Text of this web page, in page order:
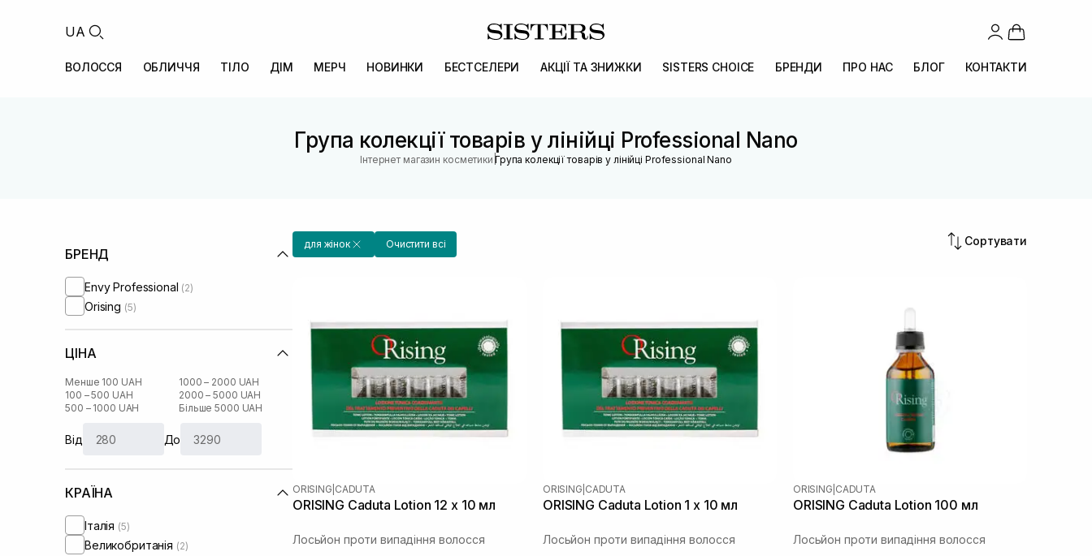
UA
ВОЛОССЯ ОБЛИЧЧЯ ТІЛО ДІМ МЕРЧ НОВИНКИ БЕСТСЕЛЕРИ АКЦІЇ ТА ЗНИЖКИ SISTERS CHOICE БРЕНДИ ПРО НАС БЛОГ КОНТАКТИ
Група колекції товарів у лінійці Professional Nano
Інтернет магазин косметики |Група колекції товарів у лінійці Professional Nano
БРЕНД
Envy Professional (2)
Orising (5)
ЦІНА
Менше 100 UAH
100 – 500 UAH
500 – 1000 UAH
1000 – 2000 UAH
2000 – 5000 UAH
Більше 5000 UAH
Від До
КРАЇНА
Італія (5)
Великобританія (2)
для жінок Очистити всі Сортувати
ORISING CADUTA
ORISING Caduta Lotion 12 х 10 мл
Лосьйон проти випадіння волосся
ORISING CADUTA
ORISING Caduta Lotion 1 х 10 мл
Лосьйон проти випадіння волосся
ORISING CADUTA
ORISING Caduta Lotion 100 мл
Лосьйон проти випадіння волосся